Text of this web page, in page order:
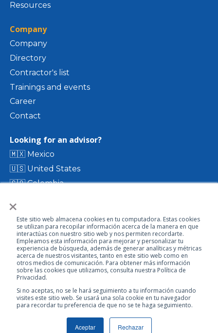
×
Este sitio web almacena cookies en tu computadora. Estas cookies
se utilizan para recopilar información acerca de la manera en que
interactúas con nuestro sitio web y nos permiten recordarte.
Empleamos esta información para mejorar y personalizar tu
experiencia de búsqueda, además de generar analíticas y métricas
acerca de nuestros visitantes, tanto en este sitio web como en
otros medios de comunicación. Para obtener más información
sobre las cookies que utilizamos, consulta nuestra Política de
Privacidad.
Si no aceptas, no se le hará seguimiento a tu información cuando
visites este sitio web. Se usará una sola cookie en tu navegador
para recordar tu preferencia de que no se te haga seguimiento.
Aceptar Rechazar
Resources
Company
Company
Directory
Contractor's list
Trainings and events
Career
Contact
Looking for an advisor?
🇲🇽 Mexico
🇺🇸 United States
🇨🇴 Colombia
🇨🇱 Chile
🇪🇨 Ecuador
🇬🇹 Guatemala
Visit our directory
© 2022 Froztec International Inc.